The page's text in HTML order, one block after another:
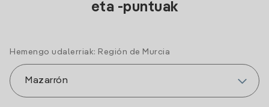
eta -puntuak
Hemengo udalerriak: Región de Murcia